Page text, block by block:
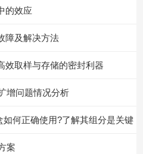
的效应
障及解决方法
效取样与存储的密封利器
增问题情况分析
何正确使用?了解其组分是关键
案